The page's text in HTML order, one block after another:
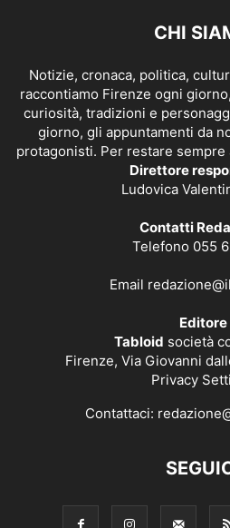
CHI
Notizie, cronaca, politica,
raccontiamo Firenze ogni
curiosità, tradizioni e
giorno, gli appuntamenti da
protagonisti. Per restare
Direttore
Ludovica
Contatti
Telefono 055
Email
Editore
Tabloid società
Firenze, Via Giovanni
Privacy
Contattaci: